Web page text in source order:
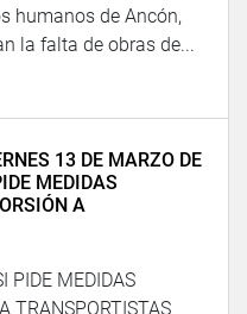
humanos de Ancón,
la falta de obras de...
13 DE MARZO DE
MEDIDAS
A
PIDE MEDIDAS
TRANSPORTISTAS